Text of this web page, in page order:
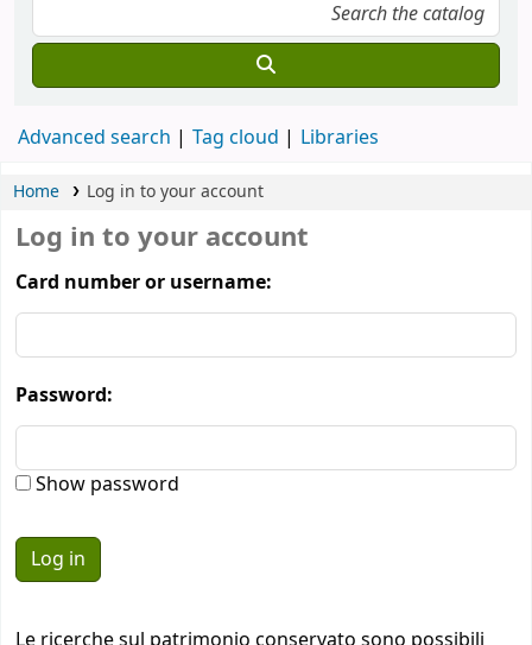
Advanced search Tag cloud Libraries
Home Log in to your account
Log in to your account
Card number or username:
Password:
Show password